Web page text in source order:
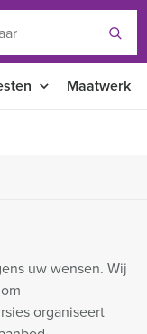
Maatwerk
uw wensen. Wij
organiseert